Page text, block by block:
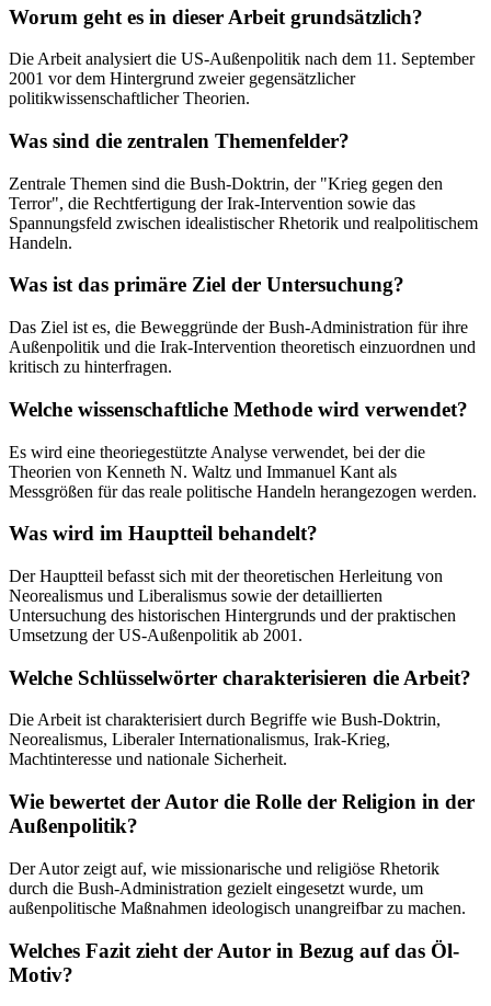
Worum geht es in dieser Arbeit grundsätzlich?
Die Arbeit analysiert die US-Außenpolitik nach dem 11. September
2001 vor dem Hintergrund zweier gegensätzlicher
politikwissenschaftlicher Theorien.
Was sind die zentralen Themenfelder?
Zentrale Themen sind die Bush-Doktrin, der "Krieg gegen den
Terror", die Rechtfertigung der Irak-Intervention sowie das
Spannungsfeld zwischen idealistischer Rhetorik und realpolitischem
Handeln.
Was ist das primäre Ziel der Untersuchung?
Das Ziel ist es, die Beweggründe der Bush-Administration für ihre
Außenpolitik und die Irak-Intervention theoretisch einzuordnen und
kritisch zu hinterfragen.
Welche wissenschaftliche Methode wird verwendet?
Es wird eine theoriegestützte Analyse verwendet, bei der die
Theorien von Kenneth N. Waltz und Immanuel Kant als
Messgrößen für das reale politische Handeln herangezogen werden.
Was wird im Hauptteil behandelt?
Der Hauptteil befasst sich mit der theoretischen Herleitung von
Neorealismus und Liberalismus sowie der detaillierten
Untersuchung des historischen Hintergrunds und der praktischen
Umsetzung der US-Außenpolitik ab 2001.
Welche Schlüsselwörter charakterisieren die Arbeit?
Die Arbeit ist charakterisiert durch Begriffe wie Bush-Doktrin,
Neorealismus, Liberaler Internationalismus, Irak-Krieg,
Machtinteresse und nationale Sicherheit.
Wie bewertet der Autor die Rolle der Religion in der
Außenpolitik?
Der Autor zeigt auf, wie missionarische und religiöse Rhetorik
durch die Bush-Administration gezielt eingesetzt wurde, um
außenpolitische Maßnahmen ideologisch unangreifbar zu machen.
Welches Fazit zieht der Autor in Bezug auf das Öl-
Motiv?